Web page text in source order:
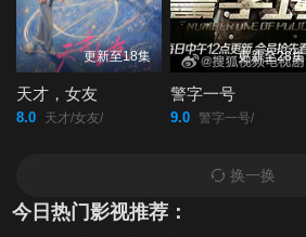
更新至18集
天才，女友
8.0 天才/女友/
更新至28集
警字一号
9.0 警字一号/
换一换
今日热门影视推荐：